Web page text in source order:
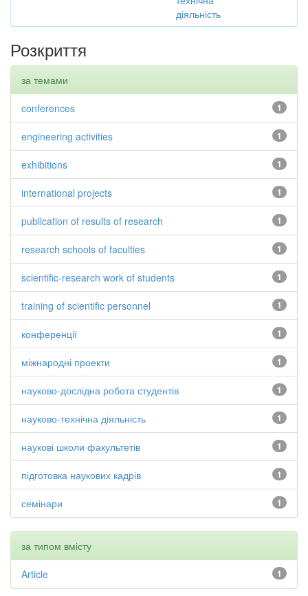
діяльність
Розкриття
за темами
1
conferences
1
engineering activities
1
exhibitions
1
international projects
1
publication of results of research
1
research schools of faculties
1
scientific-research work of students
1
training of scientific personnel
1
конференції
1
міжнародні проекти
1
науково-дослідна робота студентів
1
науково-технічна діяльність
1
наукові школи факультетів
1
підготовка наукових кадрів
1
семінари
за типом вмісту
1
Article